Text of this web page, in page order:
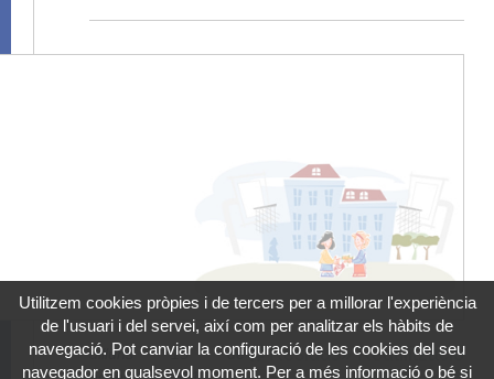
Residus» Reutilització
dilluns 15 de
Utilitzem cookies pròpies i de tercers per a millorar l'experiència
de l'usuari i del servei, així com per analitzar els hàbits de
navegació. Pot canviar la configuració de les cookies del seu
navegador en qualsevol moment. Per a més informació o bé si